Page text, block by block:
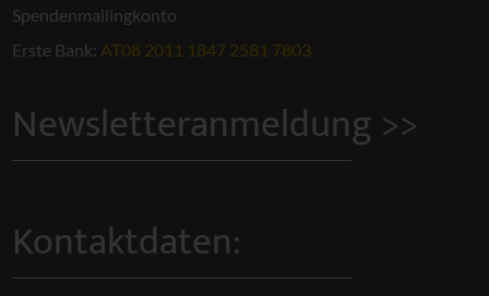
Spendenmailingkonto
Erste Bank: AT08 2011 1847 2581 7803
Newsletteranmeldung >>
Kontaktdaten: